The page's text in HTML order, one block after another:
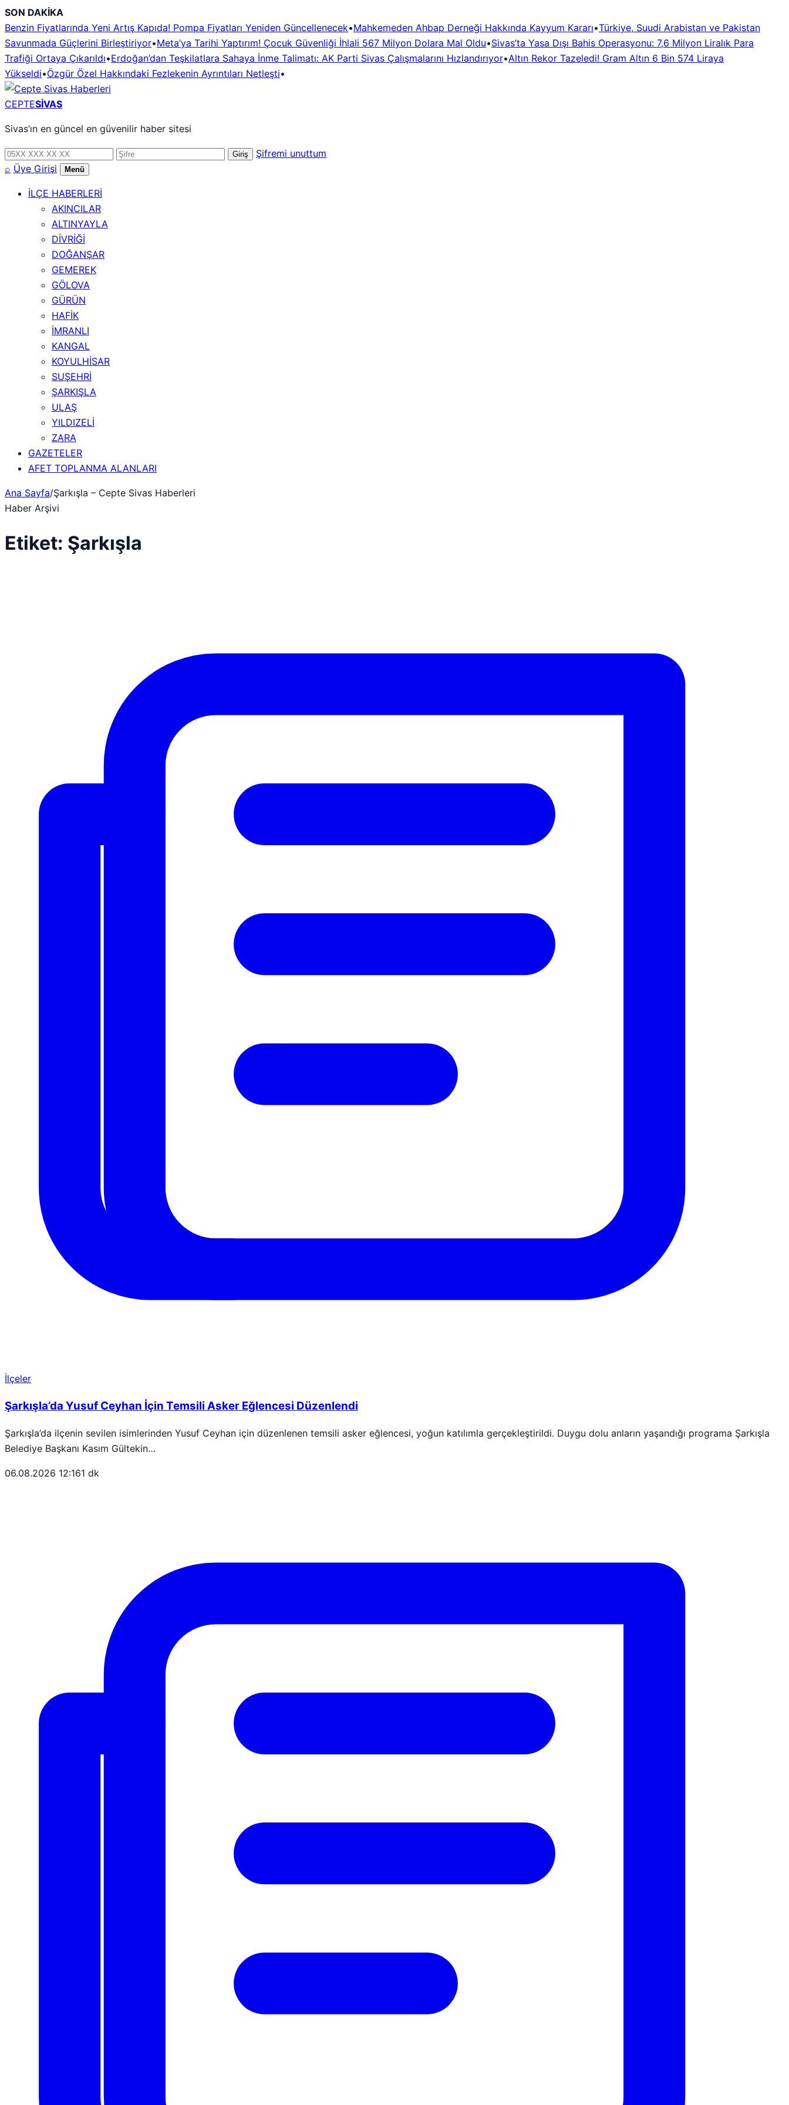
İçeriğe
geç
SON DAKİKA
Benzin Fiyatlarında Yeni Artış Kapıda! Pompa Fiyatları Yeniden Güncellenecek•Mahkemeden Ahbap Derneği Hakkında Kayyum Kararı•Türkiye, Suudi Arabistan ve Pakistan
Savunmada Güçlerini Birleştiriyor•Meta’ya Tarihi Yaptırım! Çocuk Güvenliği İhlali 567 Milyon Dolara Mal Oldu•Sivas’ta Yasa Dışı Bahis Operasyonu: 7,6 Milyon Liralık Para
Trafiği Ortaya Çıkarıldı•Erdoğan’dan Teşkilatlara Sahaya İnme Talimatı: AK Parti Sivas Çalışmalarını Hızlandırıyor•Altın Rekor Tazeledi! Gram Altın 6 Bin 574 Liraya
Yükseldi•Özgür Özel Hakkındaki Fezlekenin Ayrıntıları Netleşti•
CEPTESİVAS
Sivas’ın en güncel en güvenilir haber sitesi
Telefon
numarası
Şifre Giriş
Şifremi unuttum
⌕ Üye Girişi Menü
İLÇE HABERLERİ
AKINCILAR
ALTINYAYLA
DİVRİĞİ
DOĞANŞAR
GEMEREK
GÖLOVA
GÜRÜN
HAFİK
İMRANLI
KANGAL
KOYULHİSAR
SUŞEHRİ
ŞARKIŞLA
ULAŞ
YILDIZELİ
ZARA
GAZETELER
AFET TOPLANMA ALANLARI
Ana Sayfa/Şarkışla – Cepte Sivas Haberleri
Haber Arşivi
Etiket: Şarkışla
İlçeler
Şarkışla’da Yusuf Ceyhan İçin Temsili Asker Eğlencesi Düzenlendi
Şarkışla’da ilçenin sevilen isimlerinden Yusuf Ceyhan için düzenlenen temsili asker eğlencesi, yoğun katılımla gerçekleştirildi. Duygu dolu anların yaşandığı programa Şarkışla
Belediye Başkanı Kasım Gültekin…
06.08.2026 12:161 dk